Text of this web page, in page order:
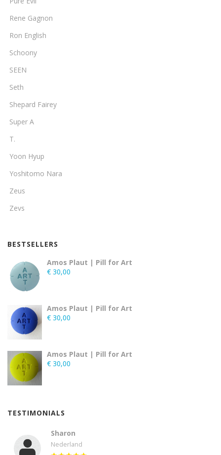
Rene Gagnon
Ron English
Schoony
SEEN
Seth
Shepard Fairey
Super A
T.
Yoon Hyup
Yoshitomo Nara
Zeus
Zevs
BESTSELLERS
Amos Plaut | Pill for Art
€ 30,00
Amos Plaut | Pill for Art
€ 30,00
Amos Plaut | Pill for Art
€ 30,00
TESTIMONIALS
Sharon
Nederland